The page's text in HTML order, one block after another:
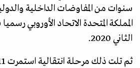
سنوات من المفاوضات الداخلية
الثاني 2020.